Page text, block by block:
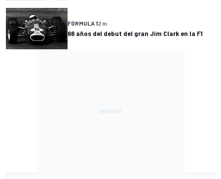
FÓRMULA 12 m
66 años del debut del gran Jim Clark en la F1